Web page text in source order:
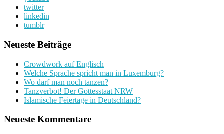
twitter
linkedin
tumblr
Neueste Beiträge
Crowdwork auf Englisch
Welche Sprache spricht man in Luxemburg?
Wo darf man noch tanzen?
Tanzverbot! Der Gottesstaat NRW
Islamische Feiertage in Deutschland?
Neueste Kommentare